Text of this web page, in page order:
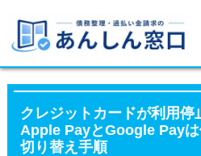
クレジットカードが利用停
Apple PayとGoogle Payは
切り替え手順